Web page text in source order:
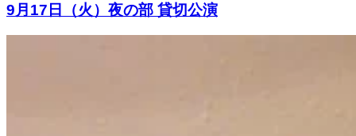
9月17日（火）夜の部 貸切公演